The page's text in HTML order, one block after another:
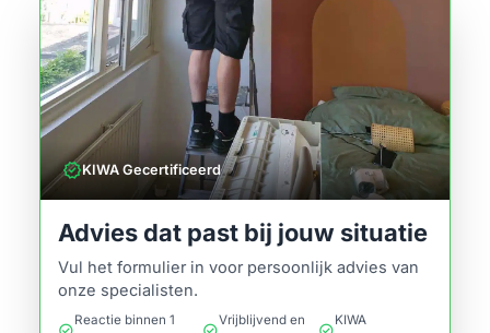
verifiedKIWA Gecertificeerd
Advies dat past bij jouw situatie
Vul het formulier in voor persoonlijk advies van
onze specialisten.
Reactie binnen 1
Vrijblijvend en
KIWA